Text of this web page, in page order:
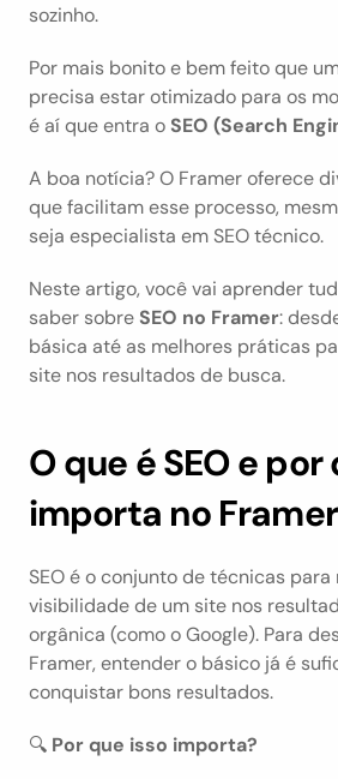
sozinho.
Por mais bonito e bem feito que
precisa estar otimizado para os
é aí que entra o SEO (Search
A boa notícia? O Framer oferece
que facilitam esse processo,
seja especialista em SEO técnico.
Neste artigo, você vai aprender
saber sobre SEO no Framer:
básica até as melhores práticas
site nos resultados de busca.
O que é SEO e por
importa no
SEO é o conjunto de técnicas para
visibilidade de um site nos
orgânica (como o Google). Para
Framer, entender o básico já é
conquistar bons resultados.
🔍 Por que isso importa?